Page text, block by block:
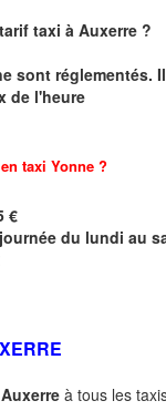
taxi à Auxerre ?
sont réglementés.
de l'heure
taxi Yonne ?
€
du lundi au
à tous les